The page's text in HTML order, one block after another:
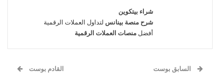
شراء بيتكوين
شرح منصة بينانس لتداول العملات الرقمية
أفضل منصات العملات الرقمية
السابق بوست القادم بوست